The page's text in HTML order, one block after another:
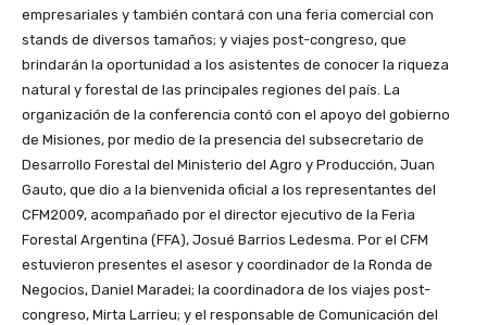
empresariales y también contará con una feria comercial con
stands de diversos tamaños; y viajes post-congreso, que
brindarán la oportunidad a los asistentes de conocer la riqueza
natural y forestal de las principales regiones del país. La
organización de la conferencia contó con el apoyo del gobierno
de Misiones, por medio de la presencia del subsecretario de
Desarrollo Forestal del Ministerio del Agro y Producción, Juan
Gauto, que dio a la bienvenida oficial a los representantes del
CFM2009, acompañado por el director ejecutivo de la Feria
Forestal Argentina (FFA), Josué Barrios Ledesma. Por el CFM
estuvieron presentes el asesor y coordinador de la Ronda de
Negocios, Daniel Maradei; la coordinadora de los viajes post-
congreso, Mirta Larrieu; y el responsable de Comunicación del